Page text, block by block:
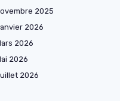
2025
2026
2026
2026
2026